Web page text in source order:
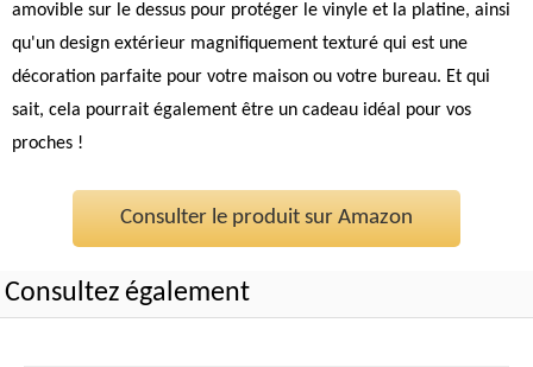
amovible sur le dessus pour protéger le vinyle et la platine, ainsi
qu'un design extérieur magnifiquement texturé qui est une
décoration parfaite pour votre maison ou votre bureau. Et qui
sait, cela pourrait également être un cadeau idéal pour vos
proches !
Consulter le produit sur Amazon
Consultez également